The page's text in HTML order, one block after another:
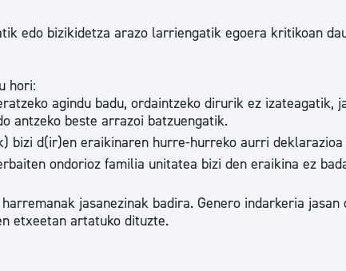
Berdintasuna, Giza
Kultura
Turismoa
edo bizikidetza arazo larriengatik egoera kritikoan
hori:
agindu badu, ordaintzeko dirurik ez izateagatik,
antzeko beste arrazoi batzuengatik.
bizi d(ir)en eraikinaren hurre-hurreko aurri deklarazioa
ondorioz familia unitatea bizi den eraikina ez
jasanezinak badira. Genero indarkeria jasan
etxeetan artatuko dituzte.